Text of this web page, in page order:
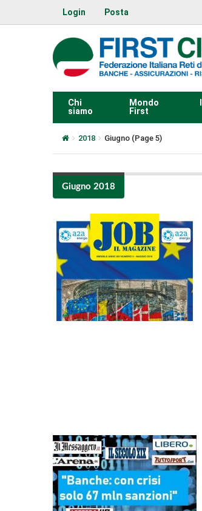
Login Posta
Chi
siamo
Mondo
First
2018 Giugno (Page 5)
Giugno 2018